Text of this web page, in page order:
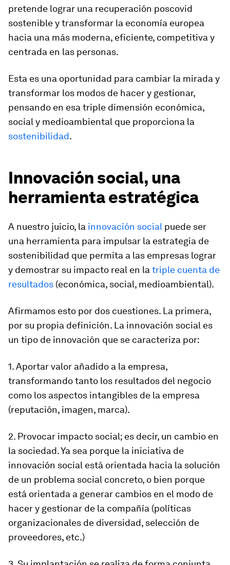
pretende lograr una recuperación poscovid
sostenible y transformar la economía europea
hacia una más moderna, eficiente, competitiva y
centrada en las personas.
Esta es una oportunidad para cambiar la mirada y
transformar los modos de hacer y gestionar,
pensando en esa triple dimensión económica,
social y medioambiental que proporciona la
sostenibilidad.
Innovación social, una
herramienta estratégica
A nuestro juicio, la innovación social puede ser
una herramienta para impulsar la estrategia de
sostenibilidad que permita a las empresas lograr
y demostrar su impacto real en la triple cuenta de
resultados (económica, social, medioambiental).
Afirmamos esto por dos cuestiones. La primera,
por su propia definición. La innovación social es
un tipo de innovación que se caracteriza por:
1. Aportar valor añadido a la empresa,
transformando tanto los resultados del negocio
como los aspectos intangibles de la empresa
(reputación, imagen, marca).
2. Provocar impacto social; es decir, un cambio en
la sociedad. Ya sea porque la iniciativa de
innovación social está orientada hacia la solución
de un problema social concreto, o bien porque
está orientada a generar cambios en el modo de
hacer y gestionar de la compañía (políticas
organizacionales de diversidad, selección de
proveedores, etc.)